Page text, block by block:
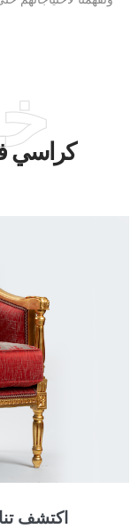
كراسي
اكتشف